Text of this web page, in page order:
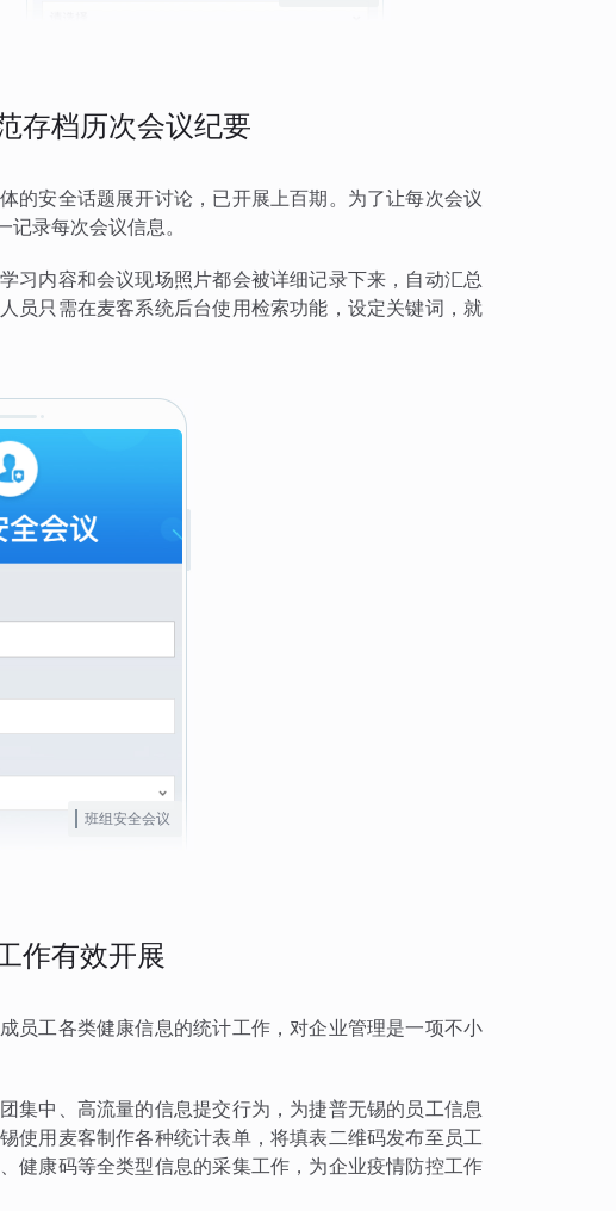
存档历次会议纪要
的安全话题展开讨论，已开展上百期。为了让每次会议
录每次会议信息。
习内容和会议现场照片都会被详细记录下来，自动汇总
员只需在麦客系统后台使用检索功能，设定关键词，就
班组安全会议
作有效开展
员工各类健康信息的统计工作，对企业管理是一项不小
集中、高流量的信息提交行为，为捷普无锡的员工信息
使用麦客制作各种统计表单，将填表二维码发布至员工
健康码等全类型信息的采集工作，为企业疫情防控工作